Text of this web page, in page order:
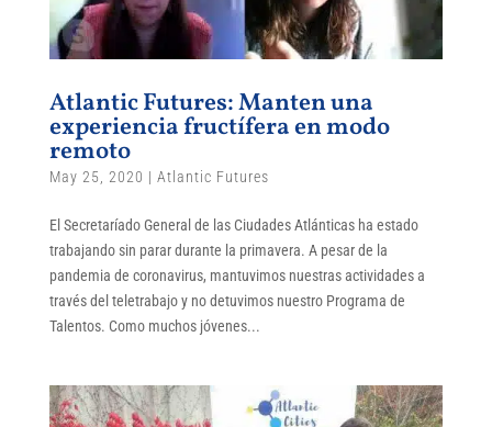
Atlantic Futures: Manten una
experiencia fructífera en modo
remoto
May 25, 2020 | Atlantic Futures
El Secretaríado General de las Ciudades Atlánticas ha estado
trabajando sin parar durante la primavera. A pesar de la
pandemia de coronavirus, mantuvimos nuestras actividades a
través del teletrabajo y no detuvimos nuestro Programa de
Talentos. Como muchos jóvenes...